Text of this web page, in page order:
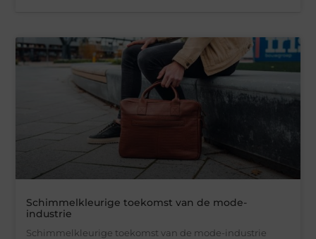
Schimmelkleurige toekomst van de mode-
industrie
Schimmelkleurige toekomst van de mode-industrie